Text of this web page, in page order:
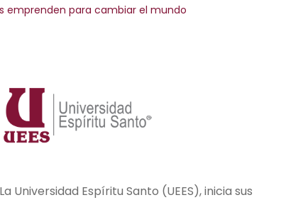
emprenden para cambiar el mundo
La Universidad Espíritu Santo (UEES), inicia sus